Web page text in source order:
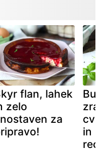
flan, lahek
zelo
za
in